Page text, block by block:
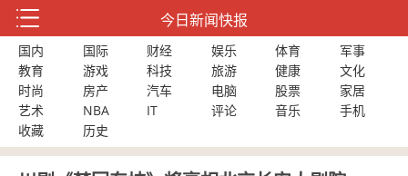
今日新闻快报
国内 国际 财经 娱乐 体育
军事
教育
游戏 科技 旅游 健康
文化
时尚
房产 汽车 电脑 股票
家居
艺术
NBA IT 评论 音乐
手机
收藏
历史